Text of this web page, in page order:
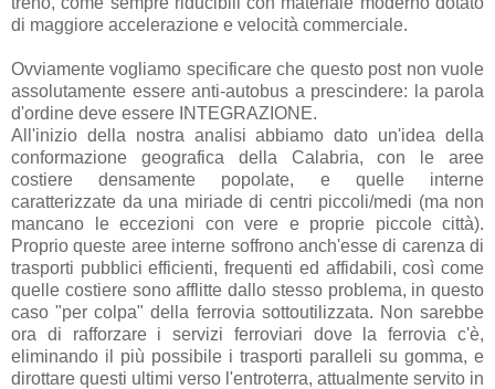
di maggiore accelerazione e velocità commerciale.
Ovviamente vogliamo specificare che questo post non vuole
assolutamente essere anti-autobus a prescindere: la parola
d'ordine deve essere INTEGRAZIONE.
All'inizio della nostra analisi abbiamo dato un'idea della
conformazione geografica della Calabria, con le aree
costiere densamente popolate, e quelle interne
caratterizzate da una miriade di centri piccoli/medi (ma non
mancano le eccezioni con vere e proprie piccole città).
Proprio queste aree interne soffrono anch'esse di carenza di
trasporti pubblici efficienti, frequenti ed affidabili, così come
quelle costiere sono afflitte dallo stesso problema, in questo
caso "per colpa" della ferrovia sottoutilizzata. Non sarebbe
ora di rafforzare i servizi ferroviari dove la ferrovia c'è,
eliminando il più possibile i trasporti paralleli su gomma, e
dirottare questi ultimi verso l'entroterra, attualmente servito in